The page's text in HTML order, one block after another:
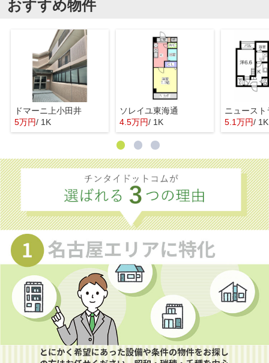
おすすめ物件
ドマーニ上小田井
5万円/ 1K
ソレイユ東海通
4.5万円/ 1K
ニュースト
5.1万円/ 1K